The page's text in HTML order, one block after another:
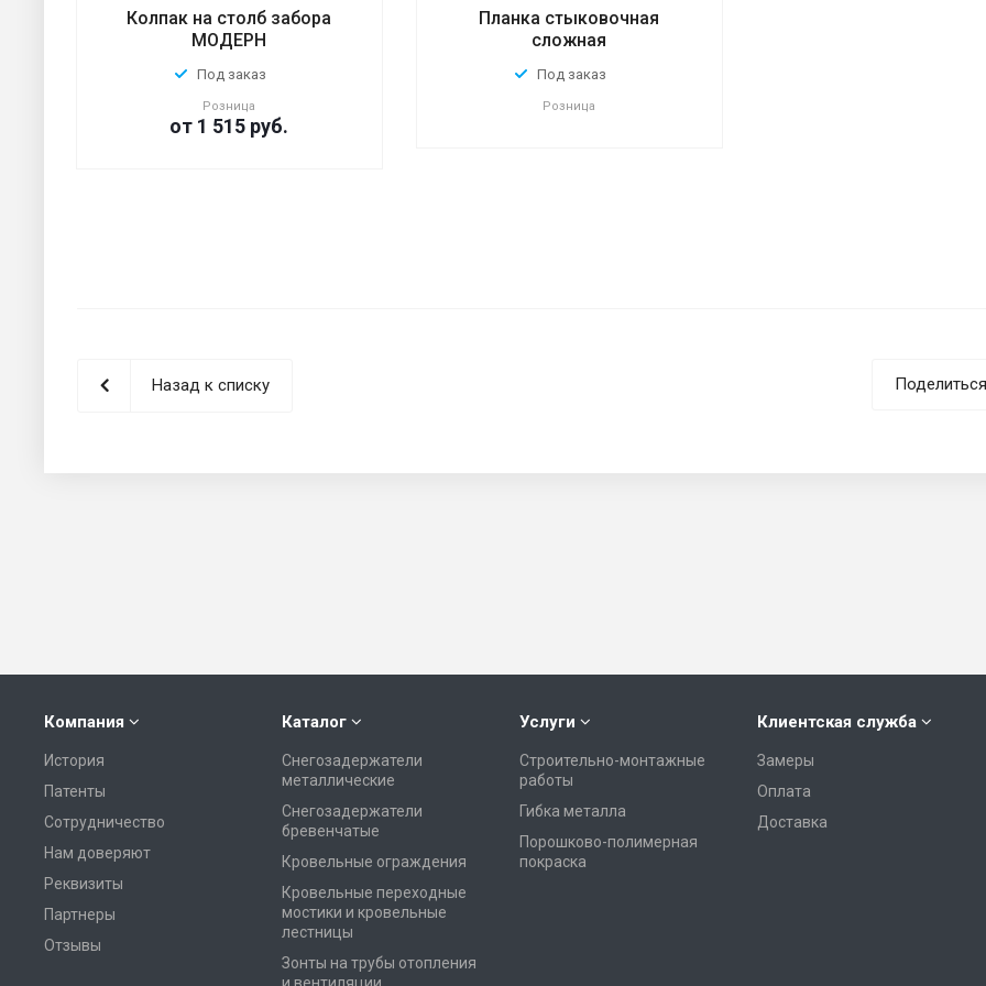
Колпак на столб забора
МОДЕРН
Под заказ
Розница
от 1 515 руб.
Планка стыковочная
сложная
Под заказ
Розница
Поделиться
Назад к списку
Компания
История
Патенты
Сотрудничество
Нам доверяют
Реквизиты
Партнеры
Отзывы
Каталог
Снегозадержатели
металлические
Снегозадержатели
бревенчатые
Кровельные ограждения
Кровельные переходные
мостики и кровельные
лестницы
Зонты на трубы отопления
Услуги
Строительно-монтажные
работы
Гибка металла
Порошково-полимерная
покраска
Клиентская служба
Замеры
Оплата
Доставка